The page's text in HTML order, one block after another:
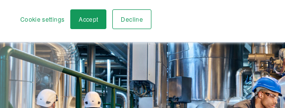
Cookie settings Accept Decline